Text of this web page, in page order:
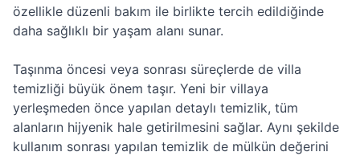
özellikle düzenli bakım ile birlikte tercih edildiğinde
daha sağlıklı bir yaşam alanı sunar.
Taşınma öncesi veya sonrası süreçlerde de villa
temizliği büyük önem taşır. Yeni bir villaya
yerleşmeden önce yapılan detaylı temizlik, tüm
alanların hijyenik hale getirilmesini sağlar. Aynı şekilde
kullanım sonrası yapılan temizlik de mülkün değerini